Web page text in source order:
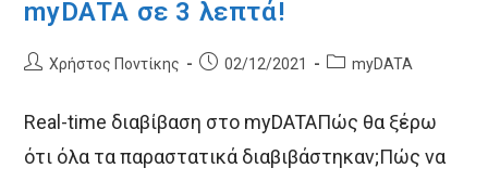
myDATA σε 3 λεπτά!
PostΧρήστος Ποντίκης
Post02/12/2021
PostmyDATA
Real-time διαβίβαση στο myDATAΠώς θα ξέρω
ότι όλα τα παραστατικά διαβιβάστηκαν;Πώς να